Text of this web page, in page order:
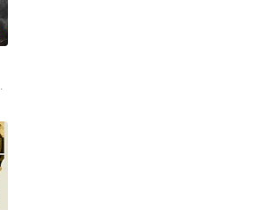
学家詹姆斯·斯塔格上小校（
过一场以少胜多、以弱胜强的战役，面对300多名